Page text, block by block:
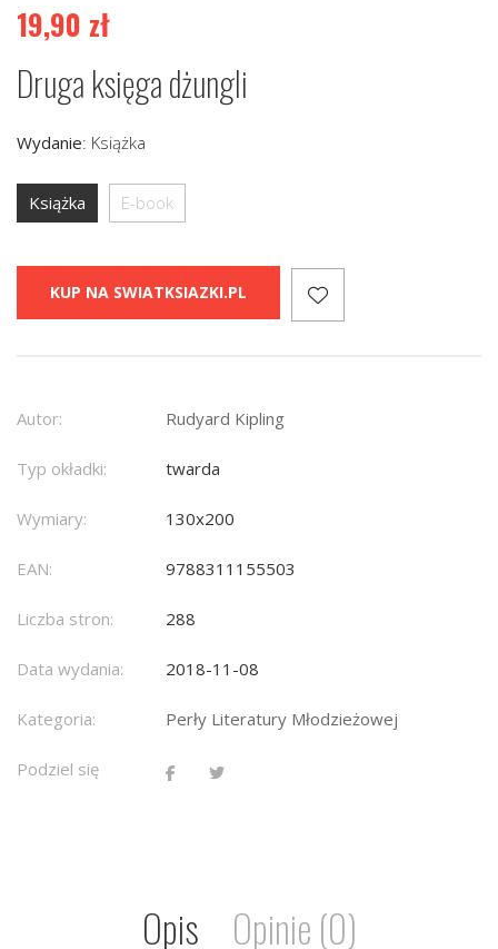
19,90 zł
Druga księga dżungli
Wydanie: Książka
Książka E-book
KUP NA SWIATKSIAZKI.PL
Autor: Rudyard Kipling
Typ okładki: twarda
Wymiary: 130x200
EAN: 9788311155503
Liczba stron: 288
Data wydania: 2018-11-08
Kategoria: Perły Literatury Młodzieżowej
Podziel się
Opis Opinie (0)